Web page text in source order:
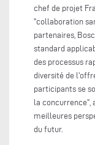
chef de projet
"collaboration
partenaires,
standard
des processus
diversité de
participants se
la concurrence",
meilleures
du futur.